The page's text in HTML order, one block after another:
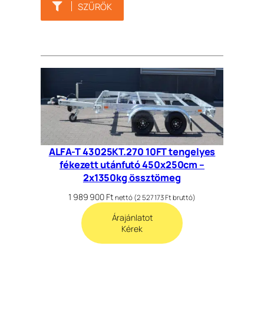
SZŰRŐK
ALFA-T 43025KT.270 10FT tengelyes
fékezett utánfutó 450x250cm –
2x1350kg össztömeg
1 989 900 Ft nettó (2 527 173Ft bruttó)
Árajánlatot
Kérek